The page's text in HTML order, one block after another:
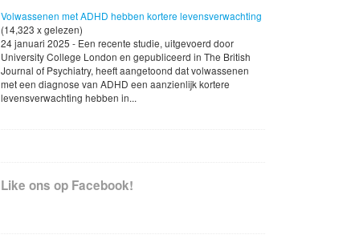
Volwassenen met ADHD hebben kortere levensverwachting
(14,323 x gelezen)
24 januari 2025 - Een recente studie, uitgevoerd door
University College London en gepubliceerd in The British
Journal of Psychiatry, heeft aangetoond dat volwassenen
met een diagnose van ADHD een aanzienlijk kortere
levensverwachting hebben in...
Like ons op Facebook!